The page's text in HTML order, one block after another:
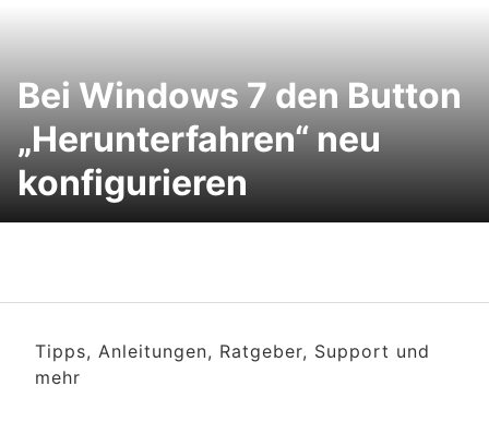
Bei Windows 7 den Button
„Herunterfahren“ neu
konfigurieren
Tipps, Anleitungen, Ratgeber, Support und
mehr